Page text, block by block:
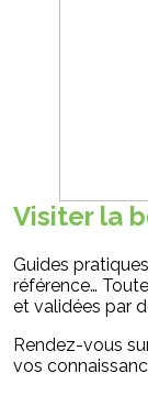
Visiter la
Guides
référence…
et validées par
Rendez-vous
vos